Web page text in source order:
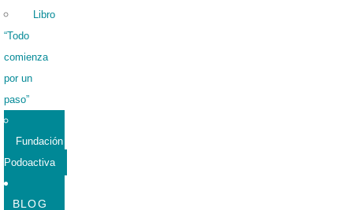
Libro
“Todo
comienza
por un
paso”
Fundación
Podoactiva
BLOG